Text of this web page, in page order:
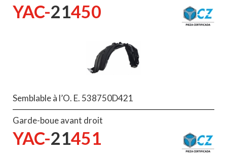
YAC-21450
Semblable à l’O. E. 538750D421
Garde-boue avant droit
YAC-21451